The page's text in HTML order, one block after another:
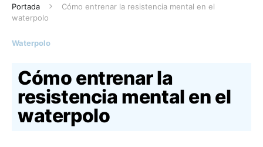
Portada
Cómo entrenar la resistencia mental en el
waterpolo
Waterpolo
Cómo entrenar la
resistencia mental en el
waterpolo